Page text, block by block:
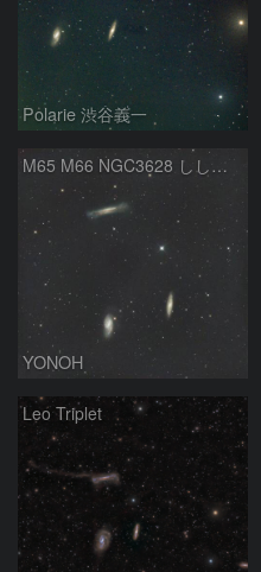
Polarie 渋谷義一
M65 M66 NGC3628 しし座のトリオ
YONOH
Leo Triplet